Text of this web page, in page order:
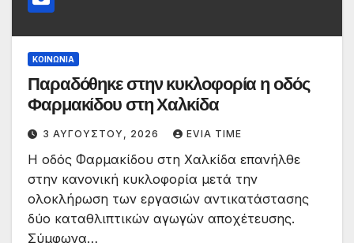
ΚΟΙΝΩΝΙΑ
Παραδόθηκε στην κυκλοφορία η οδός
Φαρμακίδου στη Χαλκίδα
3 ΑΥΓΟΎΣΤΟΥ, 2026 EVIA TIME
Η οδός Φαρμακίδου στη Χαλκίδα επανήλθε
στην κανονική κυκλοφορία μετά την
ολοκλήρωση των εργασιών αντικατάστασης
δύο καταθλιπτικών αγωγών αποχέτευσης.
Σύμφωνα…